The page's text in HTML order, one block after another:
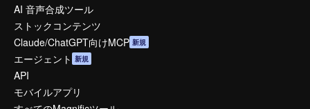
AI 音声合成ツール
ストックコンテンツ
Claude/ChatGPT向けMCP 新規
エージェント 新規
API
モバイルアプリ